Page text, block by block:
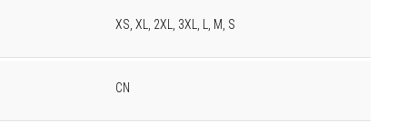
XS, XL, 2XL, 3XL, L, M, S
CN